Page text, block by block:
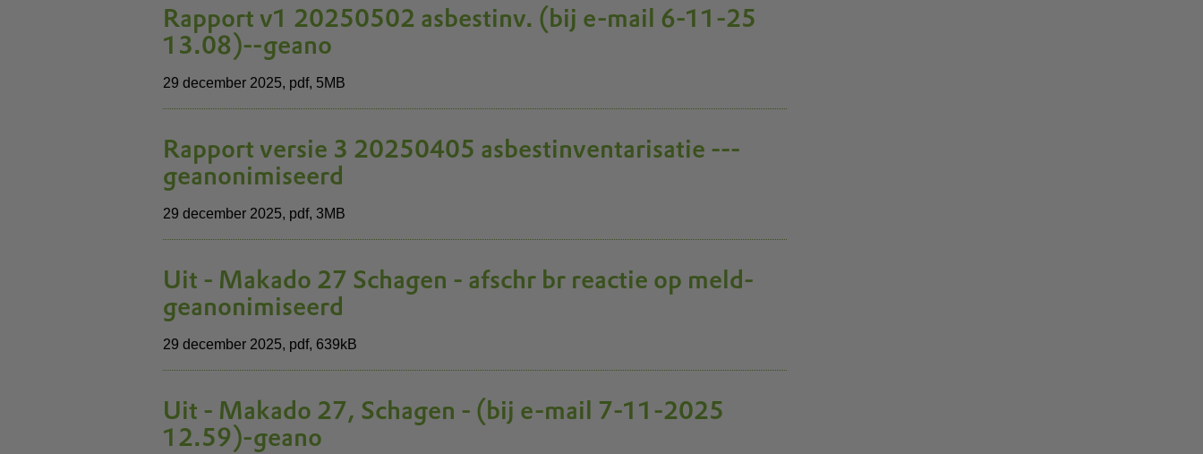
Rapport v1 20250502 asbestinv. (bij e-mail 6-11-25
13.08)--geano
29 december 2025, pdf, 5MB
Rapport versie 3 20250405 asbestinventarisatie ---
geanonimiseerd
29 december 2025, pdf, 3MB
Uit - Makado 27 Schagen - afschr br reactie op meld-
geanonimiseerd
29 december 2025, pdf, 639kB
Uit - Makado 27, Schagen - (bij e-mail 7-11-2025
12.59)-geano